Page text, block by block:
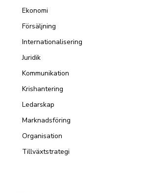
Ekonomi
Försäljning
Internationalisering
Juridik
Kommunikation
Krishantering
Ledarskap
Marknadsföring
Organisation
Tillväxtstrategi